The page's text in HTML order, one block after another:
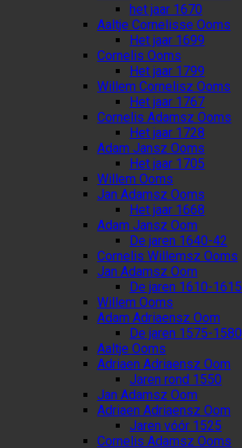
het jaar 1670
Aaltje Cornelisse Ooms
Het jaar 1699
Cornelis Ooms
Het jaar 1799
Willem Cornelisz Ooms
Het jaar 1767
Cornelis Adamsz Ooms
Het jaar 1728
Adam Jansz Ooms
Het jaar 1705
Willem Ooms
Jan Adamsz Ooms
Het jaar 1668
Adam Jansz Oom
De jaren 1640-42
Cornelis Willemsz Ooms
Jan Adamsz Oom
De jaren 1610-1615
Willem Ooms
Adam Adriaensz Oom
De jaren 1575-1580
Aaltje Ooms
Adriaen Adriaensz Oom
Jaren rond 1550
Jan Adamsz Oom
Adriaen Adriaensz Oom
Jaren vóór 1525
Cornelis Adamsz Ooms